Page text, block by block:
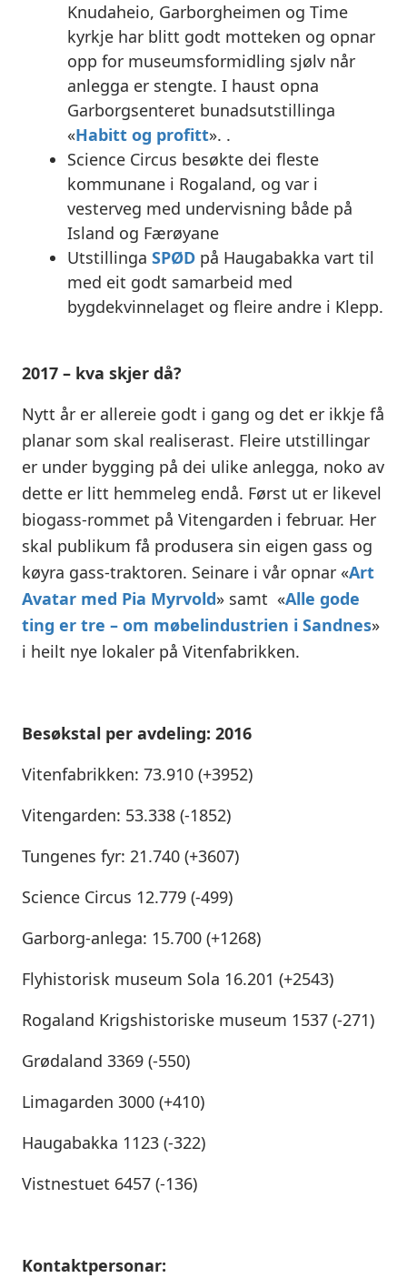
Knudaheio, Garborgheimen og Time
kyrkje har blitt godt motteken og opnar
opp for museumsformidling sjølv når
anlegga er stengte. I haust opna
Garborgsenteret bunadsutstillinga
«Habitt og profitt». .
Science Circus besøkte dei fleste
kommunane i Rogaland, og var i
vesterveg med undervisning både på
Island og Færøyane
Utstillinga SPØD på Haugabakka vart til
med eit godt samarbeid med
bygdekvinnelaget og fleire andre i Klepp.
2017 – kva skjer då?
Nytt år er allereie godt i gang og det er ikkje få
planar som skal realiserast. Fleire utstillingar
er under bygging på dei ulike anlegga, noko av
dette er litt hemmeleg endå. Først ut er likevel
biogass-rommet på Vitengarden i februar. Her
skal publikum få produsera sin eigen gass og
køyra gass-traktoren. Seinare i vår opnar «Art
Avatar med Pia Myrvold» samt «Alle gode
ting er tre – om møbelindustrien i Sandnes»
i heilt nye lokaler på Vitenfabrikken.
Besøkstal per avdeling: 2016
Vitenfabrikken: 73.910 (+3952)
Vitengarden: 53.338 (-1852)
Tungenes fyr: 21.740 (+3607)
Science Circus 12.779 (-499)
Garborg-anlega: 15.700 (+1268)
Flyhistorisk museum Sola 16.201 (+2543)
Rogaland Krigshistoriske museum 1537 (-271)
Grødaland 3369 (-550)
Limagarden 3000 (+410)
Haugabakka 1123 (-322)
Vistnestuet 6457 (-136)
Kontaktpersonar: